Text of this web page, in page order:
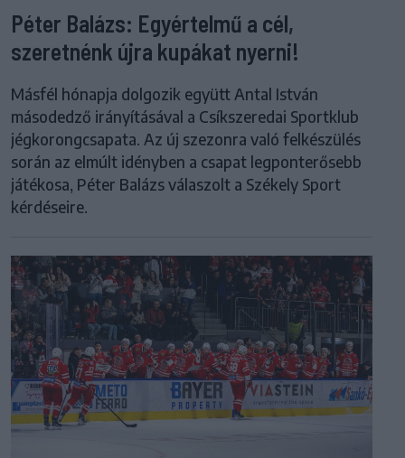
Péter Balázs: Egyértelmű a cél,
szeretnénk újra kupákat nyerni!
Másfél hónapja dolgozik együtt Antal István
másodedző irányításával a Csíkszeredai Sportklub
jégkorongcsapata. Az új szezonra való felkészülés
során az elmúlt idényben a csapat legponterősebb
játékosa, Péter Balázs válaszolt a Székely Sport
kérdéseire.